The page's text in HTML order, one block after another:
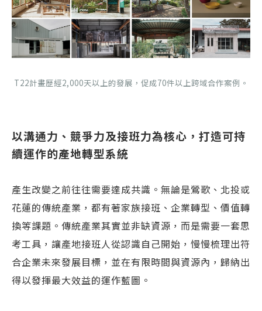
T22計畫歷經2,000天以上的發展，促成70件以上跨域合作案例。
以溝通力、競爭力及接班力為核心，打造可持
續運作的產地轉型系統
產生改變之前往往需要達成共識。無論是鶯歌、北投或
花蓮的傳統產業，都有著家族接班、企業轉型、價值轉
換等課題。傳統產業其實並非缺資源，而是需要一套思
考工具，讓產地接班人從認識自己開始，慢慢梳理出符
合企業未來發展目標，並在有限時間與資源內，歸納出
得以發揮最大效益的運作藍圖。